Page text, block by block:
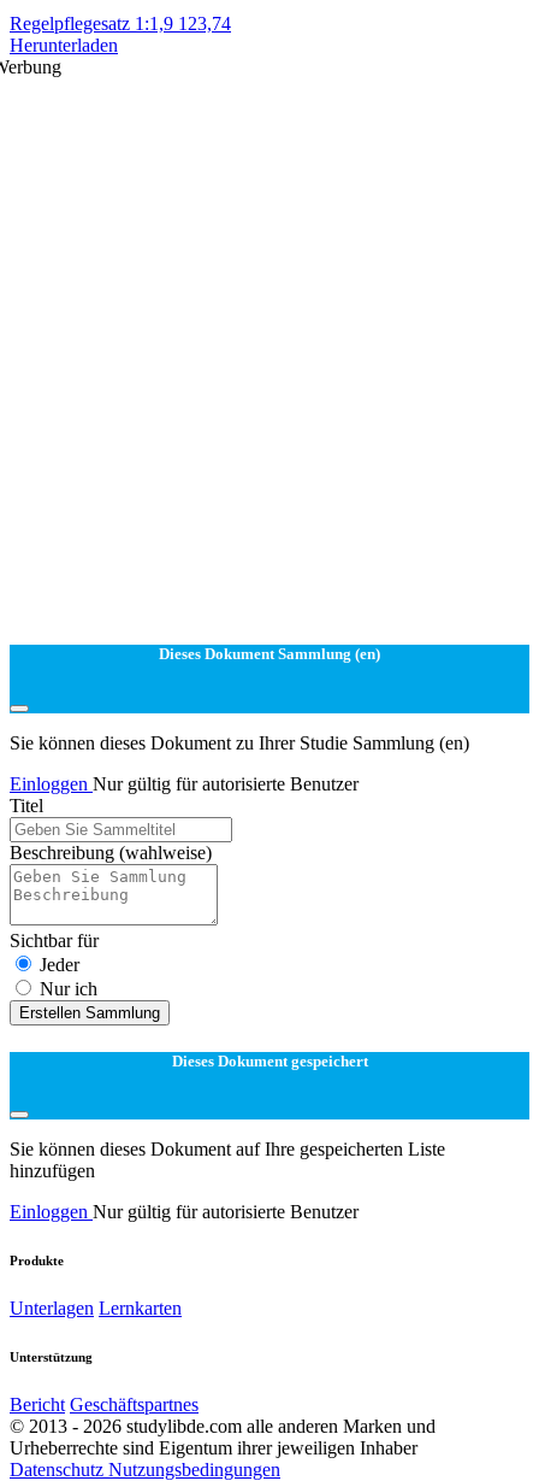
Regelpflegesatz 1:1,9 123,74
Herunterladen
Dieses Dokument Sammlung (en)
Sie können dieses Dokument zu Ihrer Studie Sammlung (en)
Einloggen Nur gültig für autorisierte Benutzer
Titel
Beschreibung (wahlweise)
Sichtbar für
Jeder
Nur ich
Erstellen Sammlung
Dieses Dokument gespeichert
Sie können dieses Dokument auf Ihre gespeicherten Liste
hinzufügen
Einloggen Nur gültig für autorisierte Benutzer
Produkte
Unterlagen Lernkarten
Unterstützung
Bericht Geschäftspartnes
© 2013 - 2026 studylibde.com alle anderen Marken und
Urheberrechte sind Eigentum ihrer jeweiligen Inhaber
Datenschutz Nutzungsbedingungen